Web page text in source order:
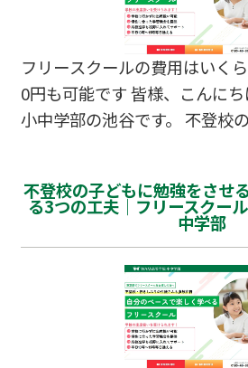
校受験は十分に間に合います
くらでも理想の未来を掴み取
今回は、不登校からの高校受
の「逆転プラン」をお…
フリースクールの費用はいく
0円も可能です 皆様、こんに
小中学部の池谷です。 不登校
ネックになるのが「学費・費
「公立中学校なら無料なのに
高額で通わせられない…」と
せんか？ 実は、現在お住まい
れば、手厚い助成金を活用す
担を「実質0円」近くまで抑え
能です。今回は、気になる費
お得な制度について詳しく解
不登校の子どもに勉強をさせ
る3つの工夫｜フリースクー
中学部